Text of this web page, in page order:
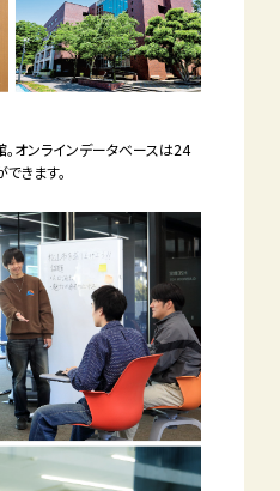
オンラインデータベースは24
きます。